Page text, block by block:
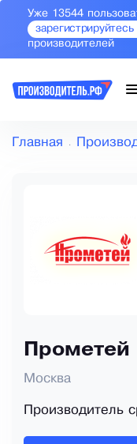
Уже 13544
зарегистрируйтесь
производителей
Главная
Прометей
Москва
Производитель